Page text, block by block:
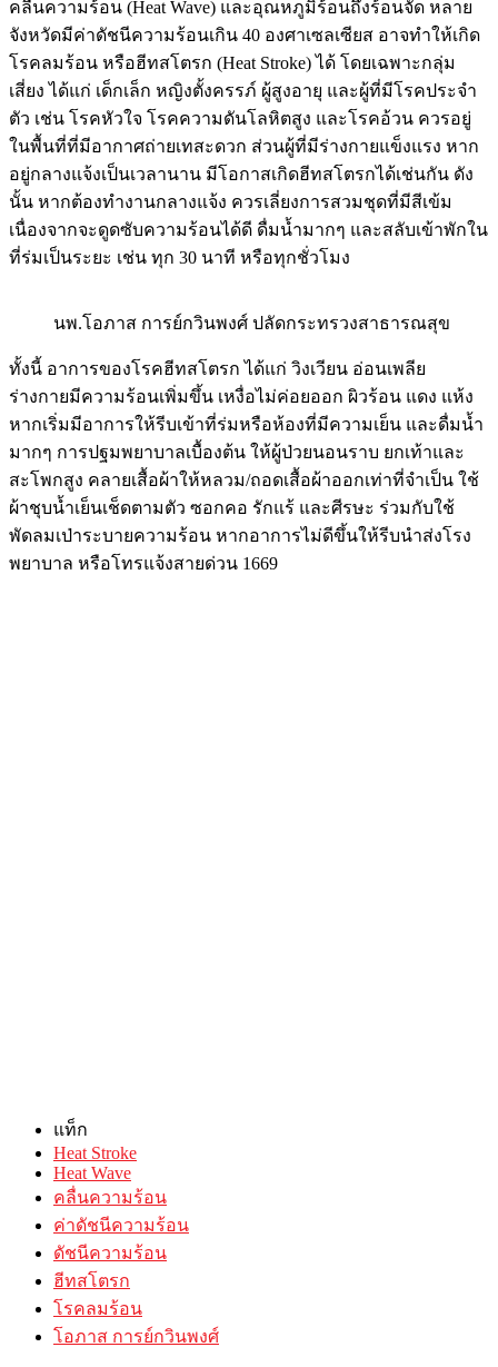
คลื่นความร้อน (Heat Wave) และอุณหภูมิร้อนถึงร้อนจัด หลาย
จังหวัดมีค่าดัชนีความร้อนเกิน 40 องศาเซลเซียส อาจทำให้เกิด
โรคลมร้อน หรือฮีทสโตรก (Heat Stroke) ได้ โดยเฉพาะกลุ่ม
เสี่ยง ได้แก่ เด็กเล็ก หญิงตั้งครรภ์ ผู้สูงอายุ และผู้ที่มีโรคประจำ
ตัว เช่น โรคหัวใจ โรคความดันโลหิตสูง และโรคอ้วน ควรอยู่
ในพื้นที่ที่มีอากาศถ่ายเทสะดวก ส่วนผู้ที่มีร่างกายแข็งแรง หาก
อยู่กลางแจ้งเป็นเวลานาน มีโอกาสเกิดฮีทสโตรกได้เช่นกัน ดัง
นั้น หากต้องทำงานกลางแจ้ง ควรเลี่ยงการสวมชุดที่มีสีเข้ม
เนื่องจากจะดูดซับความร้อนได้ดี ดื่มน้ำมากๆ และสลับเข้าพักใน
ที่ร่มเป็นระยะ เช่น ทุก 30 นาที หรือทุกชั่วโมง
นพ.โอภาส การย์กวินพงศ์ ปลัดกระทรวงสาธารณสุข
ทั้งนี้ อาการของโรคฮีทสโตรก ได้แก่ วิงเวียน อ่อนเพลีย
ร่างกายมีความร้อนเพิ่มขึ้น เหงื่อไม่ค่อยออก ผิวร้อน แดง แห้ง
หากเริ่มมีอาการให้รีบเข้าที่ร่มหรือห้องที่มีความเย็น และดื่มน้ำ
มากๆ การปฐมพยาบาลเบื้องต้น ให้ผู้ป่วยนอนราบ ยกเท้าและ
สะโพกสูง คลายเสื้อผ้าให้หลวม/ถอดเสื้อผ้าออกเท่าที่จำเป็น ใช้
ผ้าชุบน้ำเย็นเช็ดตามตัว ซอกคอ รักแร้ และศีรษะ ร่วมกับใช้
พัดลมเป่าระบายความร้อน หากอาการไม่ดีขึ้นให้รีบนำส่งโรง
พยาบาล หรือโทรแจ้งสายด่วน 1669
แท็ก
Heat Stroke
Heat Wave
คลื่นความร้อน
ค่าดัชนีความร้อน
ดัชนีความร้อน
ฮีทสโตรก
โรคลมร้อน
โอภาส การย์กวินพงศ์